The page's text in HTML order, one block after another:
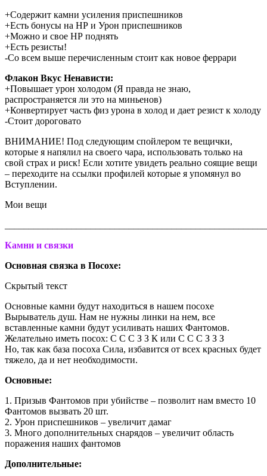
+Содержит камни усиления приспешников
+Есть бонусы на НР и Урон приспешников
+Можно и свое НР поднять
+Есть резисты!
-Со всем выше перечисленным стоит как новое феррари
Флакон Вкус Ненависти:
+Повышает урон холодом (Я правда не знаю,
распространяется ли это на миньенов)
+Конвертирует часть физ урона в холод и дает резист к холоду
-Стоит дороговато
ВНИМАНИЕ! Под следующим спойлером те вещички,
которые я напялил на своего чара, использовать только на
свой страх и риск! Если хотите увидеть реально соящие вещи
– переходите на ссылки профилей которые я упомянул во
Вступлении.
Мои вещи
Камни и связки
Основная связка в Посохе:
Скрытый текст
Основные камни будут находиться в нашем посохе
Вырыватель душ. Нам не нужны линки на нем, все
вставленные камни будут усиливать наших Фантомов.
Желательно иметь посох: С С С З З К или С С С З З З
Но, так как база посоха Сила, избавится от всех красных будет
тяжело, да и нет необходимости.
Основные:
1. Призыв Фантомов при убийстве – позволит нам вместо 10
Фантомов вызвать 20 шт.
2. Урон приспешников – увеличит дамаг
3. Много дополнительных снарядов – увеличит область
поражения наших фантомов
Дополнительные: